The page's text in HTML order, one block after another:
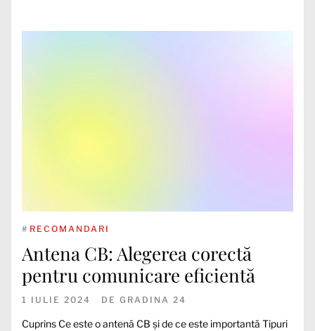
# RECOMANDARI
Antena CB: Alegerea corectă
pentru comunicare eficientă
1 IULIE 2024 DE GRADINA 24
Cuprins Ce este o antenă CB și de ce este importantă Tipuri